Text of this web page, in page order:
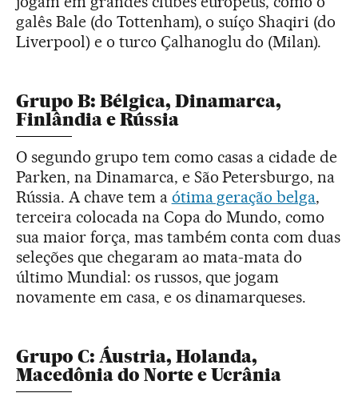
galês Bale (do Tottenham), o suíço Shaqiri (do
Liverpool) e o turco Çalhanoglu do (Milan).
Grupo B: Bélgica, Dinamarca,
Finlândia e Rússia
O segundo grupo tem como casas a cidade de
Parken, na Dinamarca, e São Petersburgo, na
Rússia. A chave tem a ótima geração belga,
terceira colocada na Copa do Mundo, como
sua maior força, mas também conta com duas
seleções que chegaram ao mata-mata do
último Mundial: os russos, que jogam
novamente em casa, e os dinamarqueses.
Grupo C: Áustria, Holanda,
Macedônia do Norte e Ucrânia